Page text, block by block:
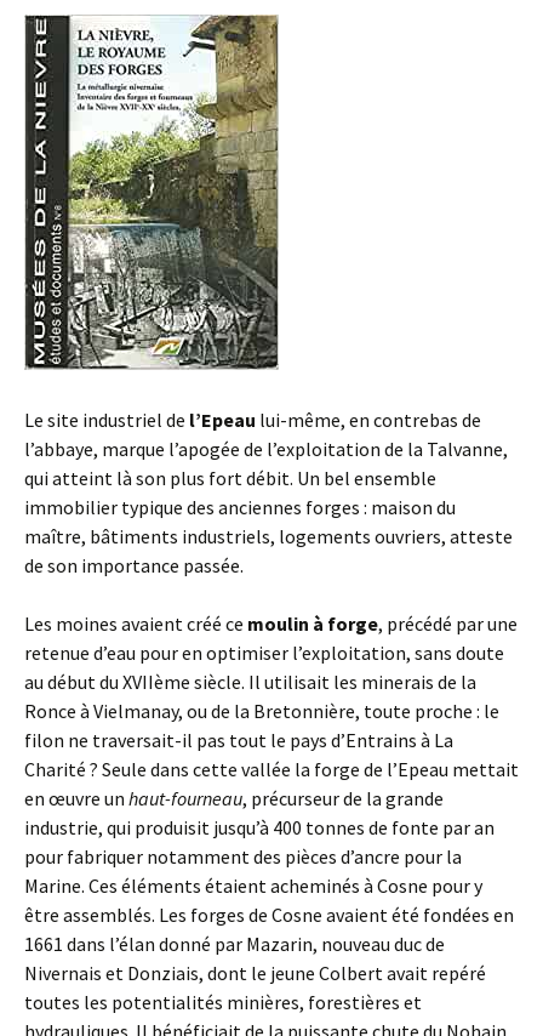
Le site industriel de l’Epeau lui-même, en contrebas de
l’abbaye, marque l’apogée de l’exploitation de la Talvanne,
qui atteint là son plus fort débit. Un bel ensemble
immobilier typique des anciennes forges : maison du
maître, bâtiments industriels, logements ouvriers, atteste
de son importance passée.
Les moines avaient créé ce moulin à forge, précédé par une
retenue d’eau pour en optimiser l’exploitation, sans doute
au début du XVIIème siècle. Il utilisait les minerais de la
Ronce à Vielmanay, ou de la Bretonnière, toute proche : le
filon ne traversait-il pas tout le pays d’Entrains à La
Charité ? Seule dans cette vallée la forge de l’Epeau mettait
en œuvre un haut-fourneau, précurseur de la grande
industrie, qui produisit jusqu’à 400 tonnes de fonte par an
pour fabriquer notamment des pièces d’ancre pour la
Marine. Ces éléments étaient acheminés à Cosne pour y
être assemblés. Les forges de Cosne avaient été fondées en
1661 dans l’élan donné par Mazarin, nouveau duc de
Nivernais et Donziais, dont le jeune Colbert avait repéré
toutes les potentialités minières, forestières et
hydrauliques. Il bénéficiait de la puissante chute du Nohain